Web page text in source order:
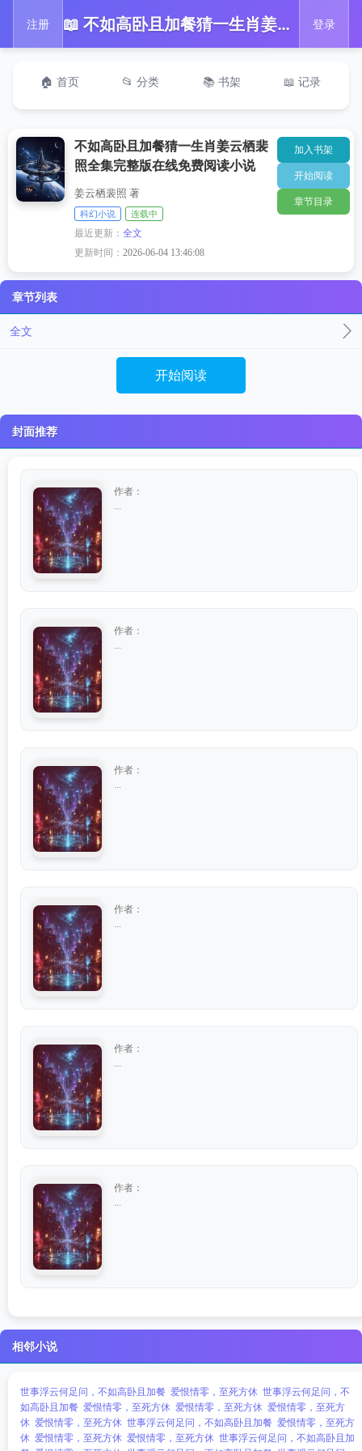
注册 📖 不如高卧且加餐猜一生肖姜云栖裴照全集完整版在线免费阅读小说 登录
🏠 首页 📂 分类 📚 书架 📖 记录
不如高卧且加餐猜一生肖姜云栖裴
照全集完整版在线免费阅读小说
姜云栖裴照 著
科幻小说 连载中
最近更新：全文
更新时间：2026-06-04 13:46:08
加入书架
开始阅读
章节目录
章节列表
全文
开始阅读
封面推荐
作者：
作者：
作者：
作者：
作者：
作者：
相邻小说
世事浮云何足问，不如高卧且加餐 爱恨情零，至死方休 世事浮云何足问，不
如高卧且加餐 爱恨情零，至死方休 爱恨情零，至死方休 爱恨情零，至死方
休 爱恨情零，至死方休 世事浮云何足问，不如高卧且加餐 爱恨情零，至死方
休 爱恨情零，至死方休 爱恨情零，至死方休 世事浮云何足问，不如高卧且加